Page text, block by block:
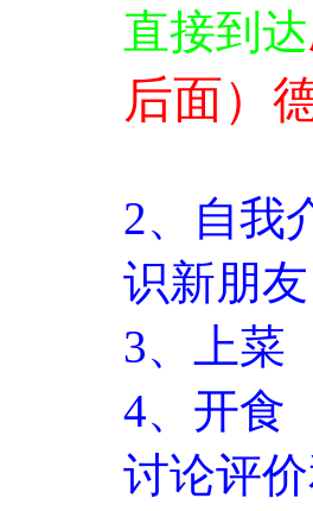
直接到达
后面）
2、自我
识新朋友
3、上菜
4、开食
讨论评价